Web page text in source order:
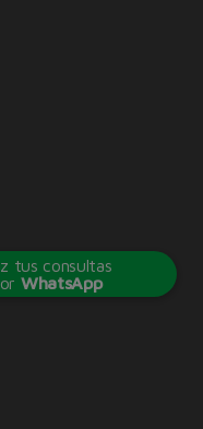
tus consultas
WhatsApp